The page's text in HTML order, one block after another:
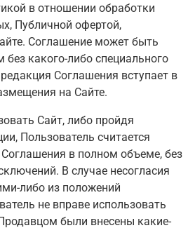
в отношении обработки
Публичной офертой,
Соглашение может быть
какого-либо специального
Соглашения вступает в
на Сайте.
Сайт, либо пройдя
Пользователь считается
в полном объеме, без
В случае несогласия
либо из положений
не вправе использовать
были внесены какие-